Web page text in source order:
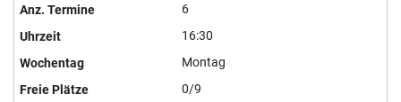
6
16:30
Montag
0/9